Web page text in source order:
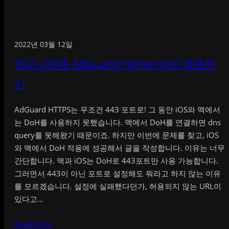
2022년 03월 12일
맥과 iOS에 AdGuard Home DoH 적용하
기
AdGuard HTTPS는 무조건 443 포트로! 그 동안 iOS와 맥에서
는 DoH를 사용하지 못했습니다. 맥에서 DoH를 연결하면 dns
query를 못해왔기 때문이죠. 하지만 이번에 문제를 찾고, iOS
와 맥에서 DoH 적용에 성공해서 글을 작성합니다. 이유는 너무
간단합니다. 맥과 iOS는 DoH로 443포트만 사용 가능합니다.
그러면서 443이 아닌 포트로 설정해도 뭐라고 하지 않는 이유
를 모르겠습니다. 설정에 실패했다던가, 허용되지 않는 URL이
있다고…
Read More